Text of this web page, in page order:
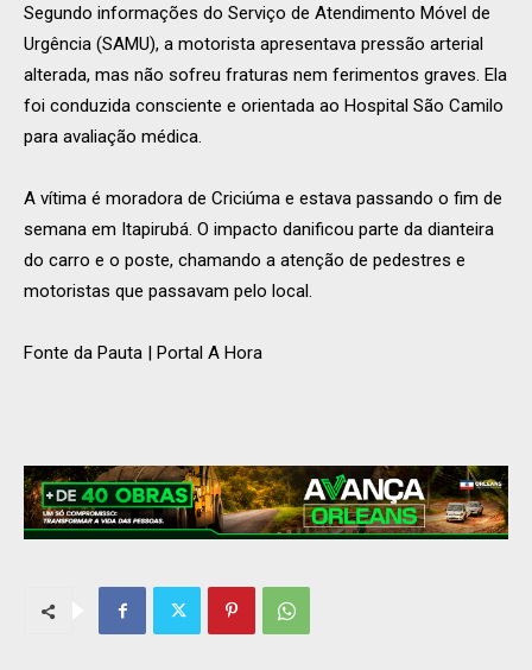
Segundo informações do Serviço de Atendimento Móvel de
Urgência (SAMU), a motorista apresentava pressão arterial
alterada, mas não sofreu fraturas nem ferimentos graves. Ela
foi conduzida consciente e orientada ao Hospital São Camilo
para avaliação médica.
A vítima é moradora de Criciúma e estava passando o fim de
semana em Itapirubá. O impacto danificou parte da dianteira
do carro e o poste, chamando a atenção de pedestres e
motoristas que passavam pelo local.
Fonte da Pauta | Portal A Hora